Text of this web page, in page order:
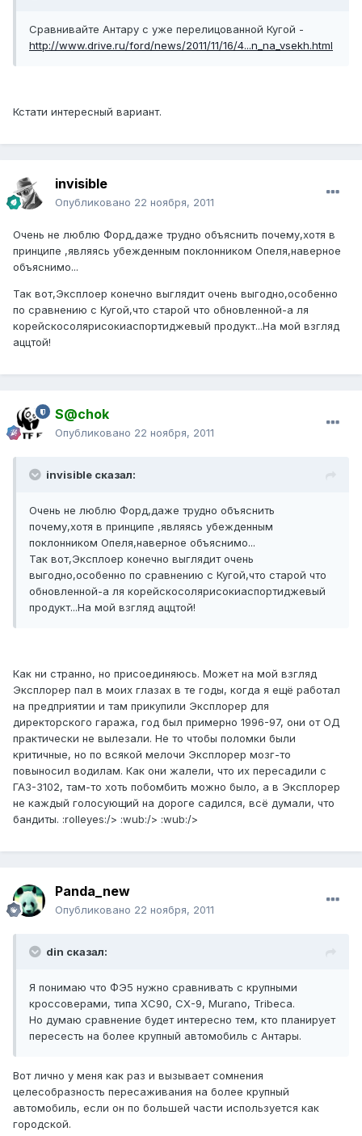
Сравнивайте Антару с уже перелицованной Кугой -
http://www.drive.ru/ford/news/2011/11/16/4...n_na_vsekh.html
Кстати интересный вариант.
invisible
Опубликовано 22 ноября, 2011
Очень не люблю Форд,даже трудно объяснить почему,хотя в
принципе ,являясь убежденным поклонником Опеля,наверное
объяснимо...
Так вот,Эксплоер конечно выглядит очень выгодно,особенно
по сравнению с Кугой,что старой что обновленной-а ля
корейскосолярисокиаспортиджевый продукт...На мой взгляд
аццтой!
S@chok
Опубликовано 22 ноября, 2011
invisible сказал:
Очень не люблю Форд,даже трудно объяснить
почему,хотя в принципе ,являясь убежденным
поклонником Опеля,наверное объяснимо...
Так вот,Эксплоер конечно выглядит очень
выгодно,особенно по сравнению с Кугой,что старой что
обновленной-а ля корейскосолярисокиаспортиджевый
продукт...На мой взгляд аццтой!
Как ни странно, но присоединяюсь. Может на мой взгляд
Эксплорер пал в моих глазах в те годы, когда я ещё работал
на предприятии и там прикупили Эксплорер для
директорского гаража, год был примерно 1996-97, они от ОД
практически не вылезали. Не то чтобы поломки были
критичные, но по всякой мелочи Эксплорер мозг-то
повыносил водилам. Как они жалели, что их пересадили с
ГАЗ-3102, там-то хоть побомбить можно было, а в Эксплорер
не каждый голосующий на дороге садился, всё думали, что
бандиты. :rolleyes:/> :wub:/> :wub:/>
Panda_new
Опубликовано 22 ноября, 2011
din сказал:
Я понимаю что ФЭ5 нужно сравнивать с крупными
кроссоверами, типа XC90, CX-9, Murano, Tribeca.
Но думаю сравнение будет интересно тем, кто планирует
пересесть на более крупный автомобиль с Антары.
Вот лично у меня как раз и вызывает сомнения
целесобразность пересаживания на более крупный
автомобиль, если он по большей части используется как
городской.